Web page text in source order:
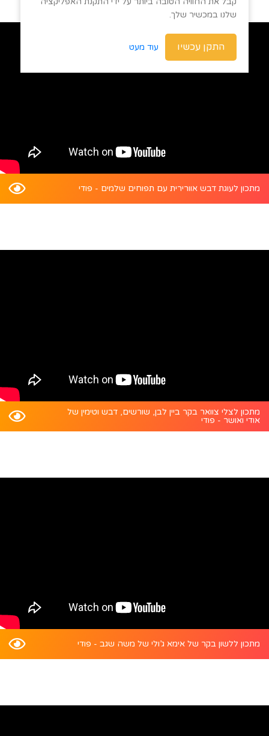
מתכון לעוגת דבש אוורירית עם תפוחים שלמים - פודי
מתכון לצלי צוואר בקר ביין לבן, שורשים, דבש וטימין של
אודי ואושר - פודי
מתכון ללשון בקר של אימא ג’ולי של משה שגב - פודי
שלנו במכשיר שלך.
התקן עכשיו עוד מעט